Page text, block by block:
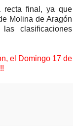
recta final, ya que
Molina de Aragón
clasificaciones
el Domingo 17 de